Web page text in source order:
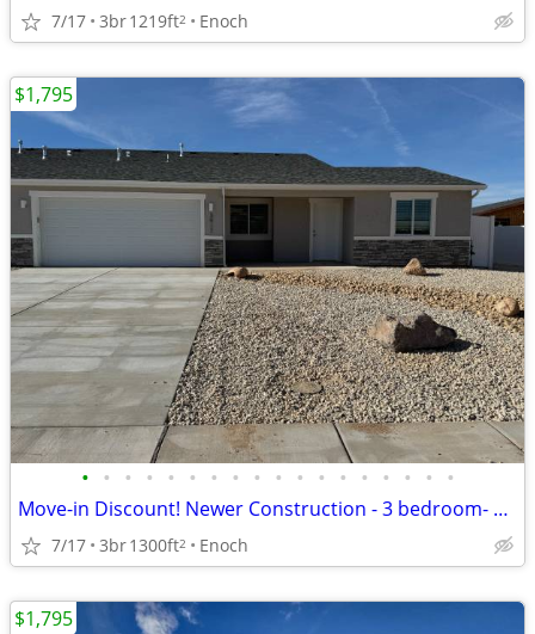
7/17 3br1219ft2 Enoch
• • • • • • • • • • • • • • • • • •
Move-in Discount! Newer Construction - 3 bedroom- 2 bath 4 Plex (3917)
7/17 3br1300ft2 Enoch
$1,795
$1,795